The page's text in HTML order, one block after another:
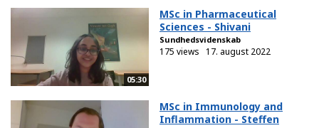
05:30
MSc in Pharmaceutical
Sciences - Shivani
Sundhedsvidenskab
175 views 17. august 2022
MSc in Immunology and
Inflammation - Steffen